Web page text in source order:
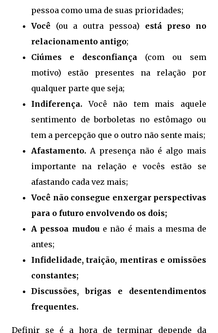
pessoa como uma de suas prioridades;
Você (ou a outra pessoa) está preso no
relacionamento antigo;
Ciúmes e desconfiança (com ou sem
motivo) estão presentes na relação por
qualquer parte que seja;
Indiferença. Você não tem mais aquele
sentimento de borboletas no estômago ou
tem a percepção que o outro não sente mais;
Afastamento. A presença não é algo mais
importante na relação e vocês estão se
afastando cada vez mais;
Você não consegue enxergar perspectivas
para o futuro envolvendo os dois;
A pessoa mudou e não é mais a mesma de
antes;
Infidelidade, traição, mentiras e omissões
constantes;
Discussões, brigas e desentendimentos
frequentes.
Definir se é a hora de terminar depende da